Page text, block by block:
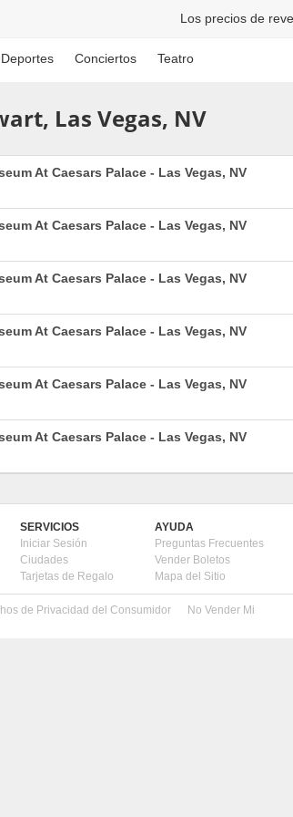
Los precios de
Deportes Conciertos Teatro
Las Vegas, NV
At Caesars Palace - Las Vegas, NV
At Caesars Palace - Las Vegas, NV
At Caesars Palace - Las Vegas, NV
At Caesars Palace - Las Vegas, NV
At Caesars Palace - Las Vegas, NV
At Caesars Palace - Las Vegas, NV
SERVICIOS
Iniciar Sesión
Ciudades
Tarjetas de Regalo
AYUDA
Preguntas Frecuentes
Vender Boletos
Mapa del Sitio
de Privacidad del Consumidor
No Vender Mi